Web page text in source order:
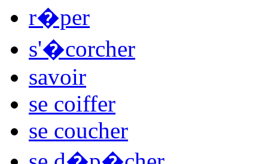
r�per
s'�corcher
savoir
se coiffer
se coucher